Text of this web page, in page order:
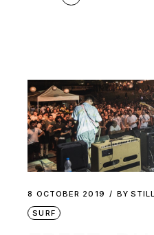
8 OCTOBER 2019 BY
SURF